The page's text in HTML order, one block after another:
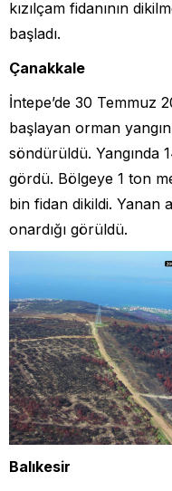
kızılçam fidanının
başladı.
Çanakkale
İntepe’de 30 Temmuz
başlayan orman
söndürüldü. Yangında
gördü. Bölgeye 1 ton
bin fidan dikildi. Yanan
onardığı görüldü.
Balıkesir